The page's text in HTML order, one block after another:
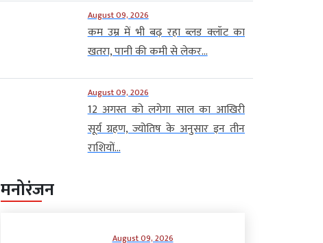
August 09, 2026
कम उम्र में भी बढ़ रहा ब्लड क्लॉट का
खतरा, पानी की कमी से लेकर...
August 09, 2026
12 अगस्त को लगेगा साल का आखिरी
सूर्य ग्रहण, ज्योतिष के अनुसार इन तीन
राशियों...
मनोरंजन
August 09, 2026